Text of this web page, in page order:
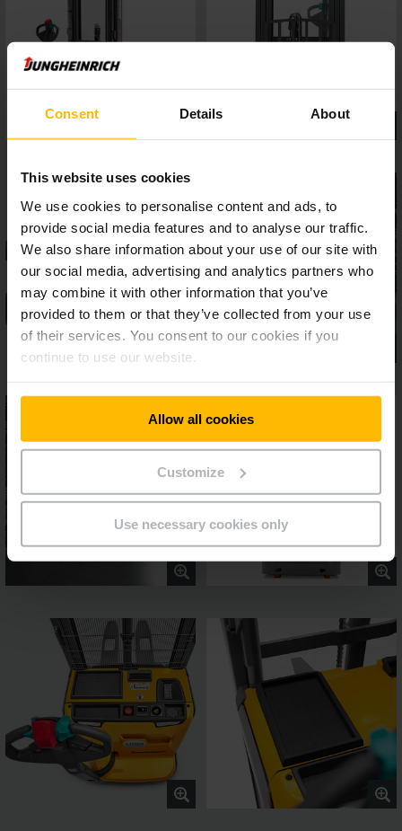
Consent Details About
This website uses cookies
We use cookies to personalise content and ads, to
provide social media features and to analyse our traffic.
We also share information about your use of our site with
our social media, advertising and analytics partners who
may combine it with other information that you’ve
provided to them or that they’ve collected from your use
of their services. You consent to our cookies if you
continue to use our website.
Allow all cookies
Customize
Use necessary cookies only